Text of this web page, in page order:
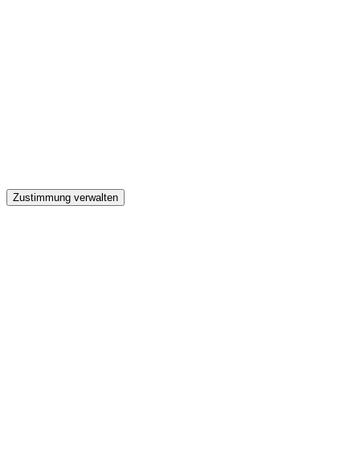
Zustimmung verwalten